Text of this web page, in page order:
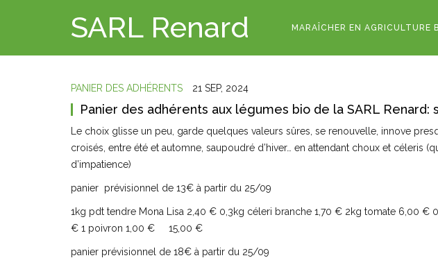
SARL Renard MARAÎCHER EN AGRICULTURE
PANIER DES ADHÉRENTS 21 SEP, 2024
Panier des adhérents aux légumes bio de la SARL Renard:
Le choix glisse un peu, garde quelques valeurs sûres, se renouvelle, innove
croisés, entre été et automne, saupoudré d’hiver… en attendant choux et céleris
d’impatience)
panier prévisionnel de 13€ à partir du 25/09
1kg pdt tendre Mona Lisa 2,40 € 0,3kg céleri branche 1,70 € 2kg tomate 6,00 €
€ 1 poivron 1,00 € 15,00 €
panier prévisionnel de 18€ à partir du 25/09